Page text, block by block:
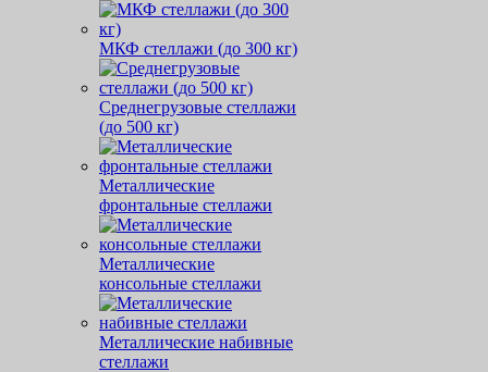
МКФ стеллажи (до 300 кг)
Среднегрузовые стеллажи
(до 500 кг)
Металлические
фронтальные стеллажи
Металлические
консольные стеллажи
Металлические набивные
стеллажи